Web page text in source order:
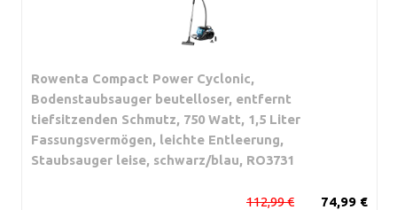
Rowenta Compact Power Cyclonic,
Bodenstaubsauger beutelloser, entfernt
tiefsitzenden Schmutz, 750 Watt, 1,5 Liter
Fassungsvermögen, leichte Entleerung,
Staubsauger leise, schwarz/blau, RO3731
74,99 €
112,99 €